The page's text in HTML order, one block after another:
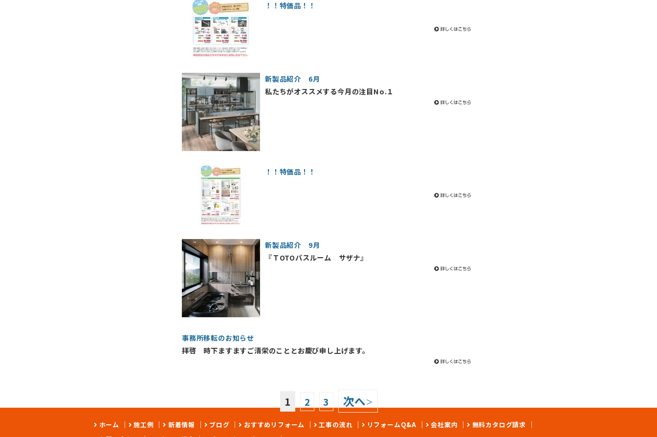
！！特価品！！
新製品紹介 6月
私たちがオススメする今月の注目No.１
！！特価品！！
新製品紹介 9月
『ＴOTOバスルーム サザナ』
事務所移転のお知らせ
拝啓 時下ますますご清栄のこととお慶び申し上げます。
1 2 3 次へ>
ホーム 施工例 新着情報 ブログ おすすめリフォーム 工事の流れ リフォームQ&A 会社案内
無料カタログ請求